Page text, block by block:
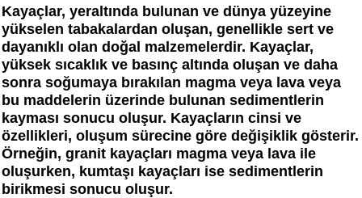
Kayaçlar, yeraltında bulunan ve dünya yüzeyine
yükselen tabakalardan oluşan, genellikle sert ve
dayanıklı olan doğal malzemelerdir. Kayaçlar,
yüksek sıcaklık ve basınç altında oluşan ve daha
sonra soğumaya bırakılan magma veya lava veya
bu maddelerin üzerinde bulunan sedimentlerin
kayması sonucu oluşur. Kayaçların cinsi ve
özellikleri, oluşum sürecine göre değişiklik gösterir.
Örneğin, granit kayaçları magma veya lava ile
oluşurken, kumtaşı kayaçları ise sedimentlerin
birikmesi sonucu oluşur.